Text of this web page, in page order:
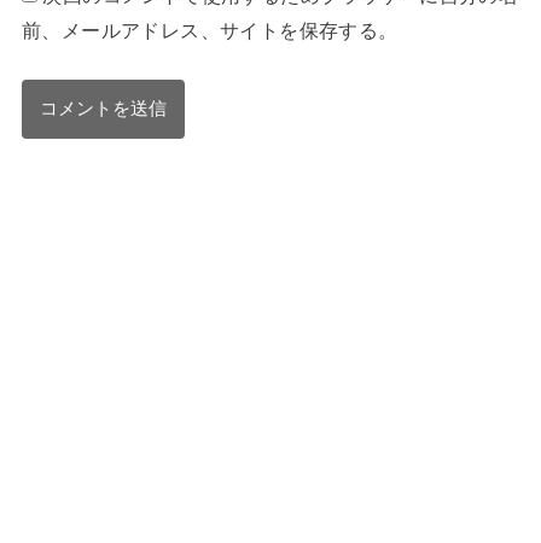
前、メールアドレス、サイトを保存する。